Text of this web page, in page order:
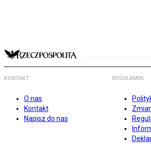
KONTAKT
O nas
Kontakt
Napisz do nas
REGULAMIN